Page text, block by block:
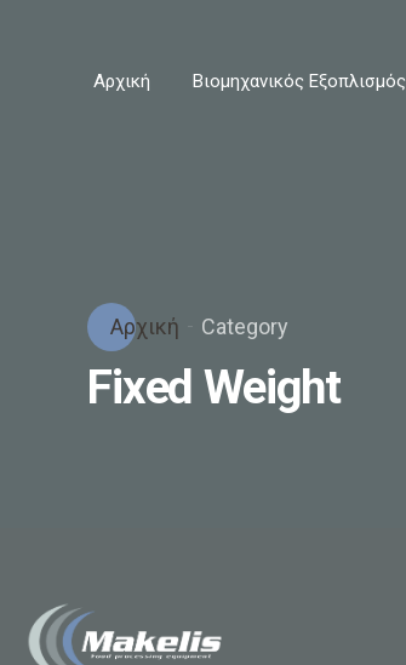
Αρχική Βιομηχανικός Εξοπλισμός
Αρχική Category
Fixed Weight